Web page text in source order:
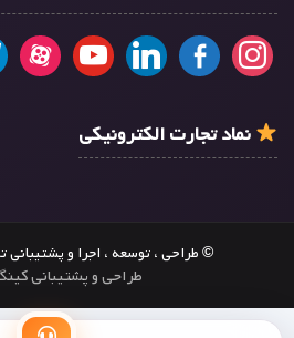
نماد تجارت الکترونیکی
© طراحی ، توسعه ، اجرا و پشتیبانی
طراحی و پشتیبانی